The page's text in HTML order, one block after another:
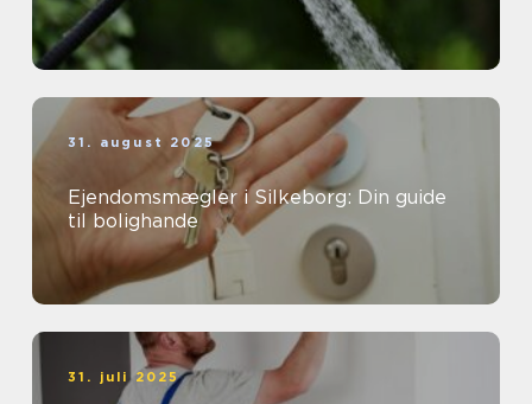
31. august 2025
Ejendomsmægler i Silkeborg: Din guide
til bolighande
31. juli 2025